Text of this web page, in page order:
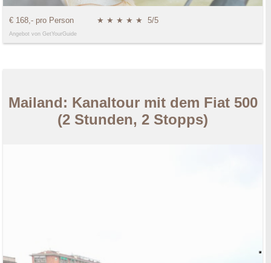
€ 168,- pro Person ★ ★ ★ ★ ★ 5/5
Angebot von GetYourGuide
Mailand: Kanaltour mit dem Fiat 500
(2 Stunden, 2 Stopps)